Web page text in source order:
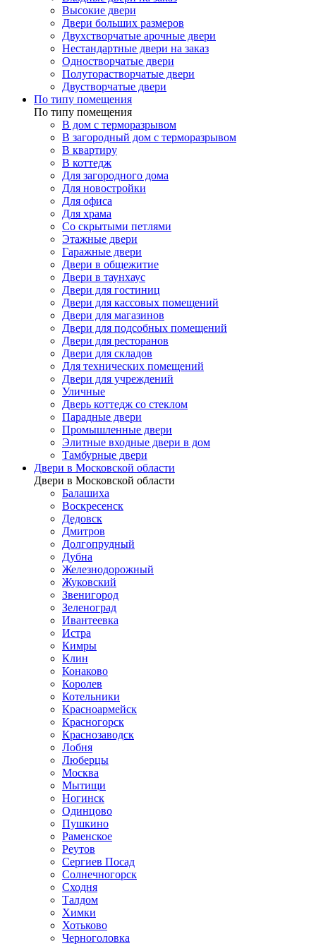
Высокие двери
Двери больших размеров
Двухстворчатые арочные двери
Нестандартные двери на заказ
Одностворчатые двери
Полуторастворчатые двери
Двустворчатые двери
По типу помещения
По типу помещения
В дом с терморазрывом
В загородный дом с терморазрывом
В квартиру
В коттедж
Для загородного дома
Для новостройки
Для офиса
Для храма
Со скрытыми петлями
Этажные двери
Гаражные двери
Двери в общежитие
Двери в таунхаус
Двери для гостиниц
Двери для кассовых помещений
Двери для магазинов
Двери для подсобных помещений
Двери для ресторанов
Двери для складов
Для технических помещений
Двери для учреждений
Уличные
Дверь коттедж со стеклом
Парадные двери
Промышленные двери
Элитные входные двери в дом
Тамбурные двери
Двери в Московской области
Двери в Московской области
Балашиха
Воскресенск
Дедовск
Дмитров
Долгопрудный
Дубна
Железнодорожный
Жуковский
Звенигород
Зеленоград
Ивантеевка
Истра
Кимры
Клин
Конаково
Королев
Котельники
Красноармейск
Красногорск
Краснозаводск
Лобня
Люберцы
Москва
Мытищи
Ногинск
Одинцово
Пушкино
Раменское
Реутов
Сергиев Посад
Солнечногорск
Сходня
Талдом
Химки
Хотьково
Черноголовка